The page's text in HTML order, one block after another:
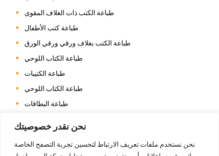
نحن نقدر خصوصيتك
نحن نستخدم ملفات تعريف الارتباط لتحسين تجربة التصفح الخاصة
طباعة الكتب ذات الغلاف المقوى
طباعة كتب الأطفال
طباعة الكتب بغلاف ورقي ورقي الورق
طباعة الكتاب اللوحي
طباعة الكتيبات
طباعة الكتاب اللوحي
طباعة البطاقات
طباعة كتاب التلوين
طباعة المجلات